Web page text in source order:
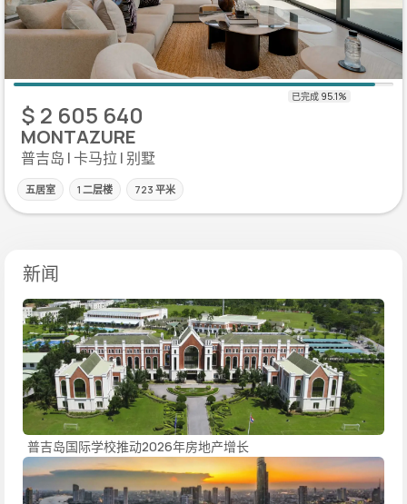
$ 2 605 640
MONTAZURE
普吉岛 | 卡马拉 | 别墅
五居室 1 二层楼 723 平米
新闻
普吉岛国际学校推动2026年房地产增长